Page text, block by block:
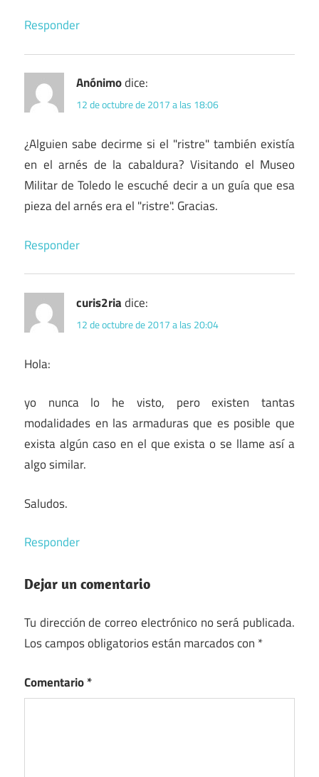
Responder
Anónimodice:
12 de octubre de 2017 a las 18:06
¿Alguien sabe decirme si el "ristre" también existía
en el arnés de la cabaldura? Visitando el Museo
Militar de Toledo le escuché decir a un guía que esa
pieza del arnés era el "ristre". Gracias.
Responder
curis2riadice:
12 de octubre de 2017 a las 20:04
Hola:
yo nunca lo he visto, pero existen tantas
modalidades en las armaduras que es posible que
exista algún caso en el que exista o se llame así a
algo similar.
Saludos.
Responder
Dejar un comentario
Tu dirección de correo electrónico no será publicada.
Los campos obligatorios están marcados con *
Comentario*